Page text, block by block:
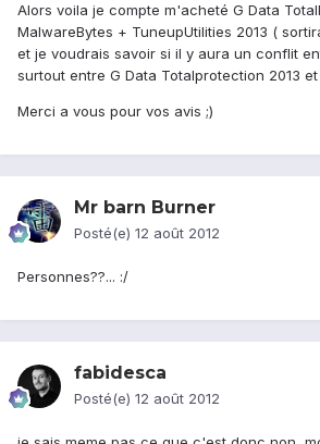
Alors voila je compte m'acheté G Data
MalwareBytes + TuneupUtilities 2013 (
et je voudrais savoir si il y aura un conflit
surtout entre G Data Totalprotection 2013
Merci a vous pour vos avis ;)
Mr barn Burner
Posté(e) 12 août 2012
Personnes??... :/
fabidesca
Posté(e) 12 août 2012